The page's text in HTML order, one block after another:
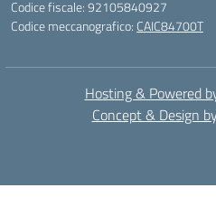
Codice fiscale: 92105840927
Codice meccanografico: CAIC84700T
Hosting & Powered
Concept & Design